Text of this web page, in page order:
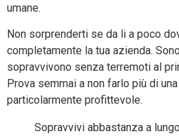
umane.
Non sorprenderti se da li a poco
completamente la tua azienda.
sopravvivono senza terremoti al
Prova semmai a non farlo più di
particolarmente profittevole.
Sopravvivi abbastanza a